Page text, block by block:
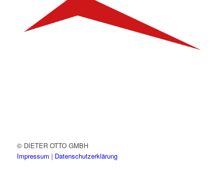
© DIETER OTTO GMBH
Impressum | Datenschutzerklärung